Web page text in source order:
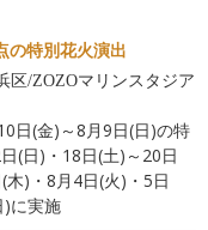
の特別花火演出
区/ZOZOマリンスタジア
日(金)～8月9日(日)の特
(日)・18日(土)～20日
)・8月4日(火)・5日
)に実施